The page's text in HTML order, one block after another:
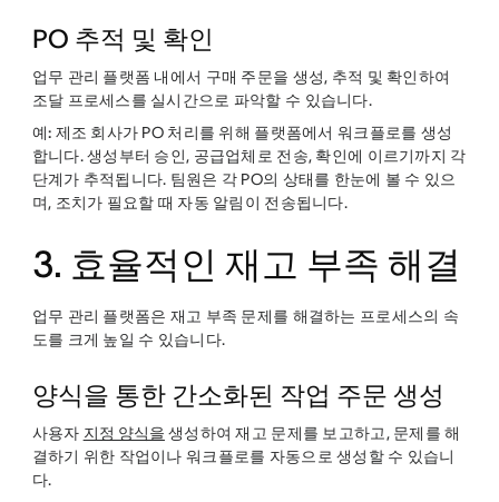
PO 추적 및 확인
업무 관리 플랫폼 내에서 구매 주문을 생성, 추적 및 확인하여
조달 프로세스를 실시간으로 파악할 수 있습니다.
예: 제조 회사가 PO 처리를 위해 플랫폼에서 워크플로를 생성
합니다. 생성부터 승인, 공급업체로 전송, 확인에 이르기까지 각
단계가 추적됩니다. 팀원은 각 PO의 상태를 한눈에 볼 수 있으
며, 조치가 필요할 때 자동 알림이 전송됩니다.
3. 효율적인 재고 부족 해결
업무 관리 플랫폼은 재고 부족 문제를 해결하는 프로세스의 속
도를 크게 높일 수 있습니다.
양식을 통한 간소화된 작업 주문 생성
사용자 지정 양식을 생성하여 재고 문제를 보고하고, 문제를 해
결하기 위한 작업이나 워크플로를 자동으로 생성할 수 있습니
다.